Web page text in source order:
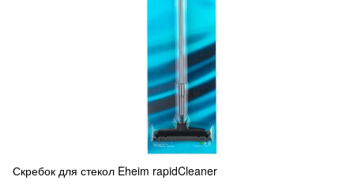
Скребок для стекол Eheim rapidCleaner